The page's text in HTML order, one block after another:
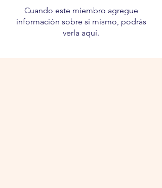
Cuando este miembro agregue
información sobre sí mismo, podrás
verla aquí.